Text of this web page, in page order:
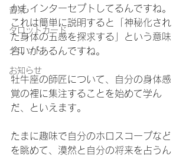
音楽
タロットカード
タロット
お知らせ
かもインターセプトしてるんですね。
これは簡単に説明すると「神秘化され
た身体の五感を探求する」という意味
合いがあるんですね。
牡牛座の師匠について、自分の身体感
覚の裡に集注することを始めて学ん
だ、といえます。
たまに趣味で自分のホロスコープなど
を眺めて、漠然と自分の将来を占うん